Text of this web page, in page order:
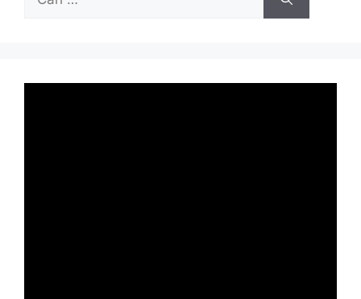
untuk: